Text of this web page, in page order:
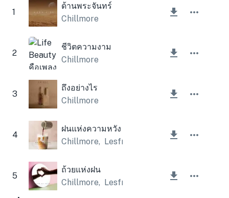
1
ด้านพระจันทร์
Chillmore
2
ชีวิตความงาม
Chillmore
3
ถึงอย่างไร
Chillmore
4
ฝนแห่งความหวัง
Chillmore, Lesfm
5
ถ้วยแห่งฝน
Chillmore, Lesfm